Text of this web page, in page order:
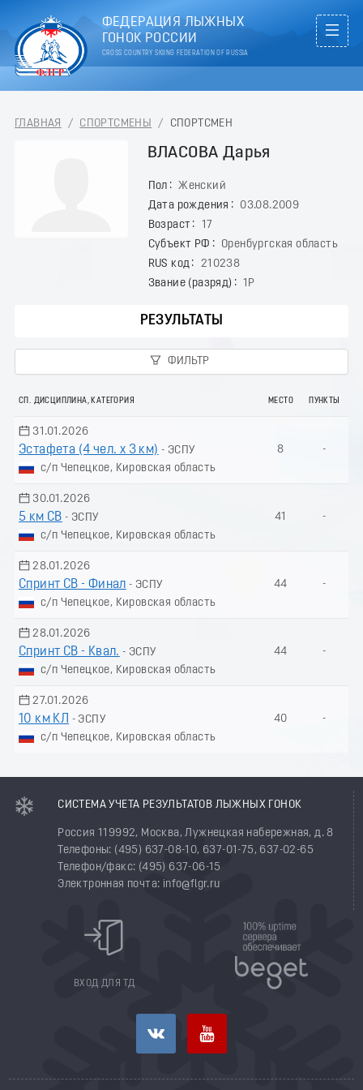
ФЕДЕРАЦИЯ ЛЫЖНЫХ
ГОНОК РОССИИ
CROSS COUNTRY SKIING FEDERATION OF RUSSIA
ГЛАВНАЯ / СПОРТСМЕНЫ / СПОРТСМЕН
ВЛАСОВА Дарья
Пол
Женский
Дата рождения
03.08.2009
Возраст
17
Субъект РФ
Оренбургская область
RUS код
210238
Звание (разряд)
1Р
РЕЗУЛЬТАТЫ
ФИЛЬТР
СП. ДИСЦИПЛИНА, КАТЕГОРИЯ МЕСТО ПУНКТЫ
31.01.2026
Эстафета (4 чел. х 3 км) - ЭСПУ
с/п Чепецкое, Кировская область
8 -
30.01.2026
5 км СВ - ЭСПУ
с/п Чепецкое, Кировская область
41 -
28.01.2026
Спринт СВ - Финал - ЭСПУ
с/п Чепецкое, Кировская область
44 -
28.01.2026
Спринт СВ - Квал. - ЭСПУ
с/п Чепецкое, Кировская область
44 -
27.01.2026
10 км КЛ
- ЭСПУ
с/п Чепецкое, Кировская область
40 -
СИСТЕМА УЧЕТА РЕЗУЛЬТАТОВ ЛЫЖНЫХ ГОНОК
Россия 119992, Москва, Лужнецкая набережная, д. 8
Телефоны: (495) 637-08-10, 637-01-75, 637-02-65
Телефон/факс: (495) 637-06-15
Электронная почта: info@flgr.ru
ВХОД ДЛЯ ТД